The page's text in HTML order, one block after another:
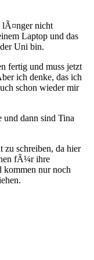
lÃ¤nger nicht
Laptop und das
Uni bin.
fertig und muss jetzt
ich denke, das ich
schon wieder mir
und dann sind Tina
zu schreiben, da hier
fÃ¼r ihre
nur noch